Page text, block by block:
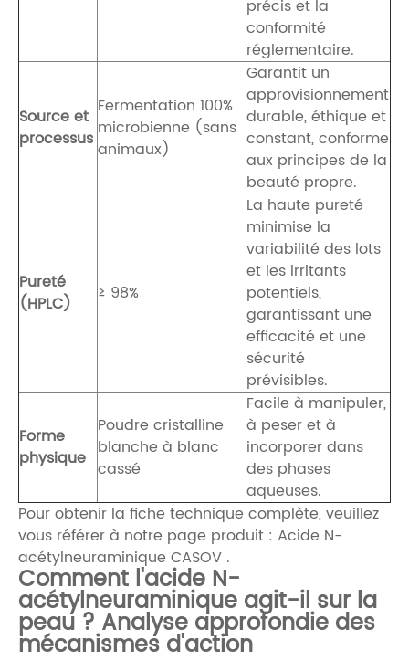
précis et la
conformité
réglementaire.
Source et
processus
Fermentation 100%
microbienne (sans
animaux)
Garantit un
approvisionnement
durable, éthique et
constant, conforme
aux principes de la
beauté propre.
Pureté
(HPLC)
≥ 98%
La haute pureté
minimise la
variabilité des lots
et les irritants
potentiels,
garantissant une
efficacité et une
sécurité
prévisibles.
Forme
physique
Poudre cristalline
blanche à blanc
cassé
Facile à manipuler,
à peser et à
incorporer dans
des phases
aqueuses.
Pour obtenir la fiche technique complète, veuillez
vous référer à notre page produit : Acide N-
acétylneuraminique CASOV .
Comment l'acide N-
acétylneuraminique agit-il sur la
peau ? Analyse approfondie des
mécanismes d'action